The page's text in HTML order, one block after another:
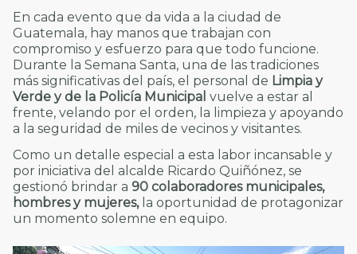
En cada evento que da vida a la ciudad de
Guatemala, hay manos que trabajan con
compromiso y esfuerzo para que todo funcione.
Durante la Semana Santa, una de las tradiciones
más significativas del país, el personal de Limpia y
Verde y de la Policía Municipal vuelve a estar al
frente, velando por el orden, la limpieza y apoyando
a la seguridad de miles de vecinos y visitantes.
Como un detalle especial a esta labor incansable y
por iniciativa del alcalde Ricardo Quiñónez, se
gestionó brindar a 90 colaboradores municipales,
hombres y mujeres,la oportunidad de protagonizar
un momento solemne en equipo.